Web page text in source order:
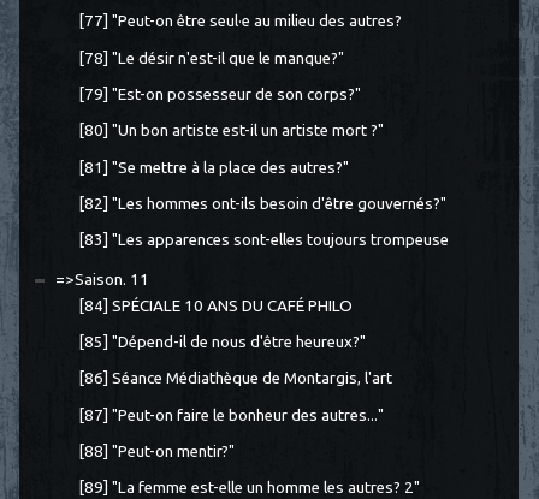
[77] "Peut-on être seul·e au milieu des autres?
[78] "Le désir n'est-il que le manque?"
[79] "Est-on possesseur de son corps?"
[80] "Un bon artiste est-il un artiste mort ?"
[81] "Se mettre à la place des autres?"
[82] "Les hommes ont-ils besoin d'être gouvernés?"
[83] "Les apparences sont-elles toujours trompeuse
=>Saison. 11
[84] SPÉCIALE 10 ANS DU CAFÉ PHILO
[85] "Dépend-il de nous d'être heureux?"
[86] Séance Médiathèque de Montargis, l'art
[87] "Peut-on faire le bonheur des autres..."
[88] "Peut-on mentir?"
[89] "La femme est-elle un homme les autres? 2"